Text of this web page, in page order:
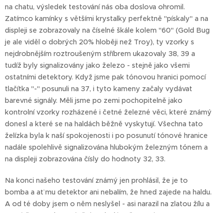
na chatu, výsledek testování nás oba doslova ohromil.
Zatímco kamínky s většími krystalky perfektně "pískaly" a na
displeji se zobrazovaly na číselné škále kolem "60" (Gold Bug
je ale viděl o dobrých 20% hloběji než Troy), ty vzorky s
nejdrobnějším roztroušeným stříbrem ukazovaly 38, 39 a
tudíž byly signalizovány jako železo - stejně jako všemi
ostatními detektory. Když jsme pak tónovou hranici pomocí
tlačítka "-" posunuli na 37, i tyto kameny začaly vydávat
barevné signály. Měli jsme po zemi pochopitelně jako
kontrolní vzorky rozházené i četné železné věci, které známý
donesl a které se na haldách běžně vyskytují. Všechna tato
želízka byla k naší spokojenosti i po posunutí tónové hranice
nadále spolehlivě signalizována hlubokým železným tónem a
na displeji zobrazována čísly do hodnoty 32, 33.
Na konci našeho testování známý jen prohlásil, že je to
bomba a ať mu detektor ani nebalím, že hned zajede na haldu.
A od té doby jsem o něm neslyšel - asi narazil na zlatou žílu a